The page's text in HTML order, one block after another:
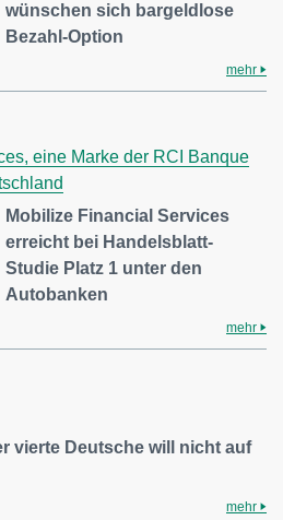
wünschen sich bargeldlose
Bezahl-Option
mehr
eine Marke der RCI Banque
Mobilize Financial Services
erreicht bei Handelsblatt-
Studie Platz 1 unter den
Autobanken
mehr
vierte Deutsche will nicht auf
mehr